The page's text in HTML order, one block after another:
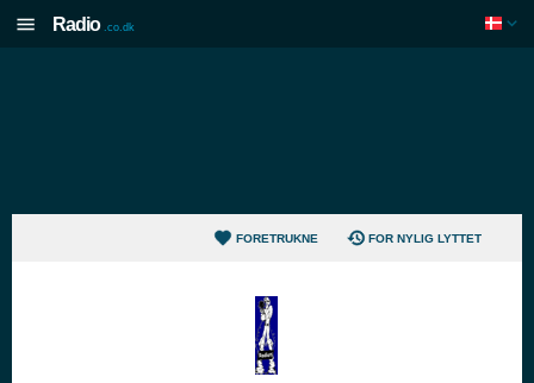
Radio .co.dk
FORETRUKNE FOR NYLIG LYTTET